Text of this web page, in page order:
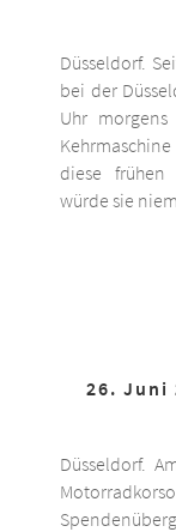
Düsseldorf.
bei der
Uhr
diese frühen
würde sie
26. Juni
Düsseldorf.